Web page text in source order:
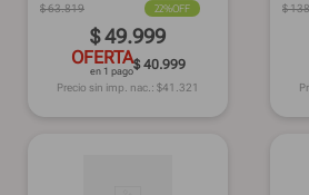
$63.819 22%OFF
$49.999
OFERTA
en 1 pago$ 40.999
Precio sin imp. nac.: $41.321
$138